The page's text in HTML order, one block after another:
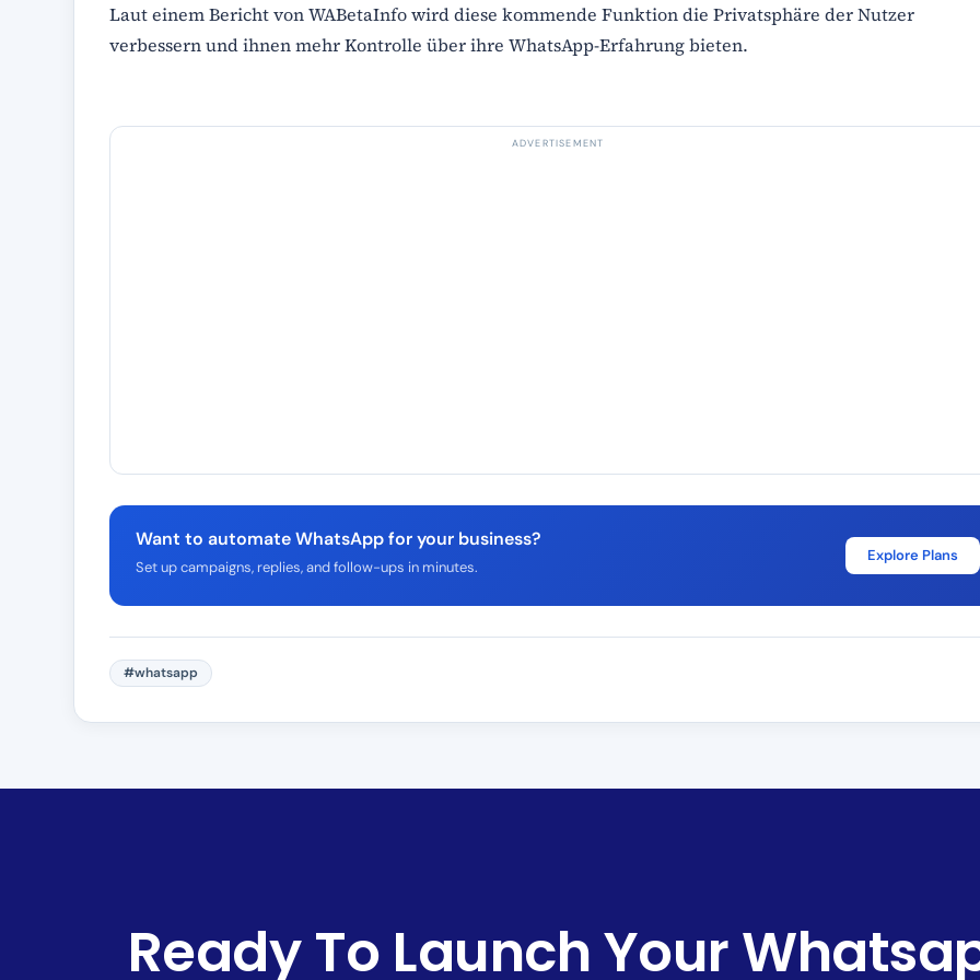
Laut einem Bericht von WABetaInfo wird diese kommende Funktion die Privatsphäre der Nutzer
verbessern und ihnen mehr Kontrolle über ihre WhatsApp-Erfahrung bieten.
ADVERTISEMENT
Want to automate WhatsApp for your business?
Set up campaigns, replies, and follow-ups in minutes.
Explore Plans
#whatsapp
Ready To Launch Your